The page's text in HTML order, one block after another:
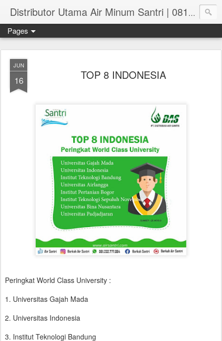
Distributor Utama Air Minum Santri | 081.551.382.73
Pages
JUN
16 TOP 8 INDONESIA
Peringkat World Class University :
1. Universitas Gajah Mada
2. Universitas Indonesia
3. Institut Teknologi Bandung